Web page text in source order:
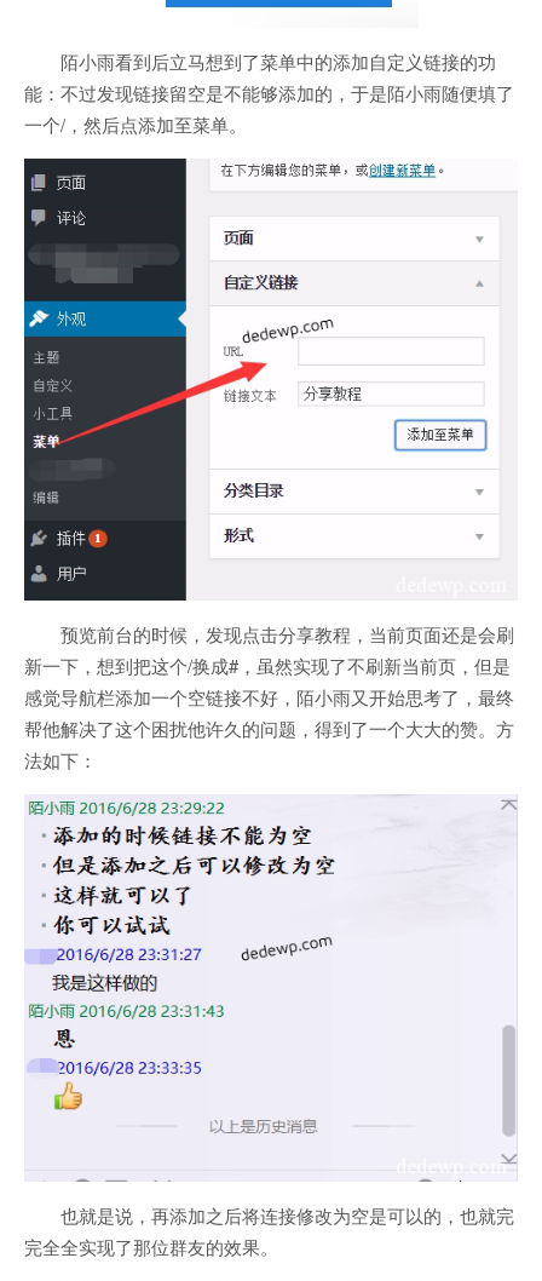
陌小雨看到后立马想到了菜单中的添加自定义链接的功
能：不过发现链接留空是不能够添加的，于是陌小雨随便填了
一个/，然后点添加至菜单。
预览前台的时候，发现点击分享教程，当前页面还是会刷
新一下，想到把这个/换成#，虽然实现了不刷新当前页，但是
感觉导航栏添加一个空链接不好，陌小雨又开始思考了，最终
帮他解决了这个困扰他许久的问题，得到了一个大大的赞。方
法如下：
也就是说，再添加之后将连接修改为空是可以的，也就完
完全全实现了那位群友的效果。